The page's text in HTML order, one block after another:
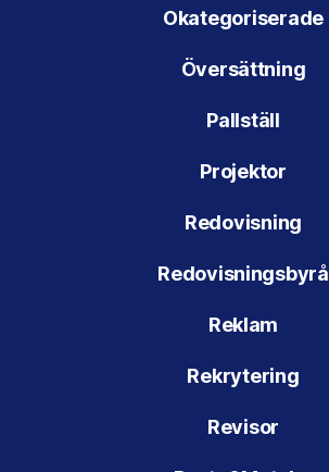
Okategoriserade
Översättning
Pallställ
Projektor
Redovisning
Redovisningsbyrå
Reklam
Rekrytering
Revisor